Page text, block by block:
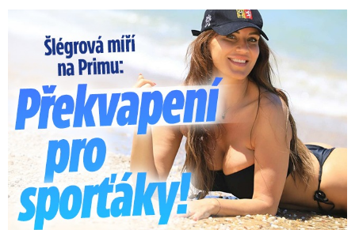
Lucie Šlégrová míří na Primu. Překvapení pro sporťáky!